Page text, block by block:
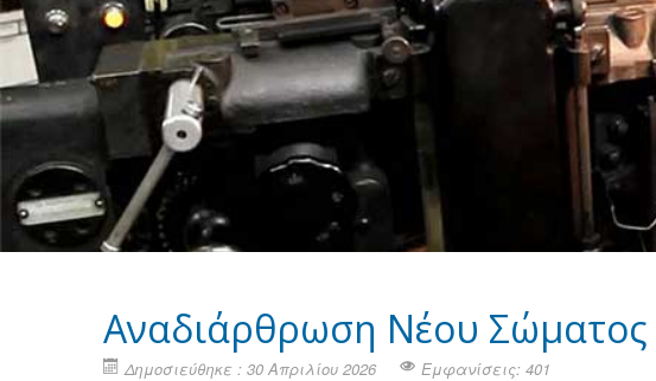
Αναδιάρθρωση Νέου Σώματος
Δημοσιεύθηκε : 30 Απριλίου 2026 Εμφανίσεις: 401